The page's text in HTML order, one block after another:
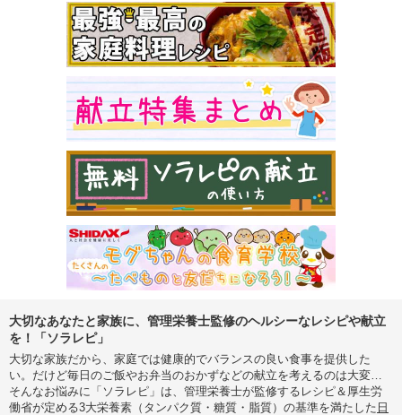
大切なあなたと家族に、管理栄養士監修のヘルシーなレシピや献立
を！「ソラレピ」
大切な家族だから、家庭では健康的でバランスの良い食事を提供した
い。だけど毎日のご飯やお弁当のおかずなどの献立を考えるのは大変…
そんなお悩みに「ソラレピ」は、管理栄養士が監修するレシピ＆厚生労
働省が定める3大栄養素（タンパク質・糖質・脂質）の基準を満たした 日